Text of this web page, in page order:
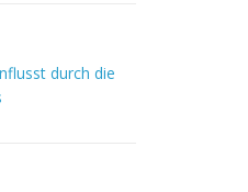
durch die